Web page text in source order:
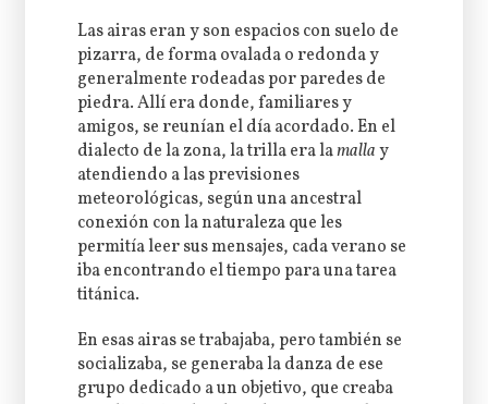
Las airas eran y son espacios con suelo de
pizarra, de forma ovalada o redonda y
generalmente rodeadas por paredes de
piedra. Allí era donde, familiares y
amigos, se reunían el día acordado. En el
dialecto de la zona, la trilla era lamallay
atendiendo a las previsiones
meteorológicas, según una ancestral
conexión con la naturaleza que les
permitía leer sus mensajes, cada verano se
iba encontrando el tiempo para una tarea
titánica.
En esas airas se trabajaba, pero también se
socializaba, se generaba la danza de ese
grupo dedicado a un objetivo, que creaba